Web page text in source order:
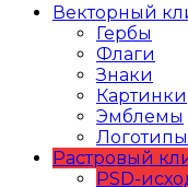
Векторный
Гербы
Флаги
Знаки
Картинки
Эмблемы
Логотипы
Растровый
PSD-